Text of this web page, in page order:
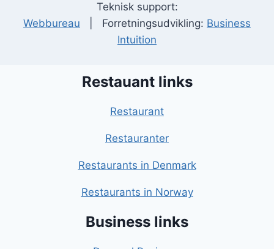
Teknisk support:
Webbureau | Forretningsudvikling: Business
Intuition
Restauant links
Restaurant
Restauranter
Restaurants in Denmark
Restaurants in Norway
Business links